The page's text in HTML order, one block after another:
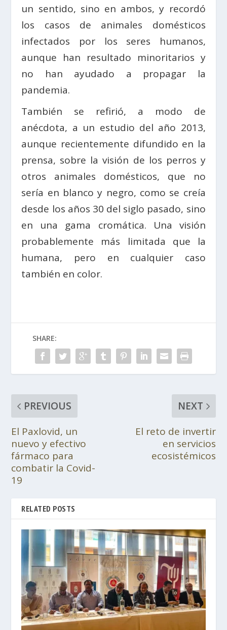
un sentido, sino en ambos, y recordó
los casos de animales domésticos
infectados por los seres humanos,
aunque han resultado minoritarios y
no han ayudado a propagar la
pandemia.
También se refirió, a modo de
anécdota, a un estudio del año 2013,
aunque recientemente difundido en la
prensa, sobre la visión de los perros y
otros animales domésticos, que no
sería en blanco y negro, como se creía
desde los años 30 del siglo pasado, sino
en una gama cromática. Una visión
probablemente más limitada que la
humana, pero en cualquier caso
también en color.
SHARE:
PREVIOUS
El Paxlovid, un
nuevo y efectivo
fármaco para
combatir la Covid-
19
NEXT
El reto de invertir
en servicios
ecosistémicos
RELATED POSTS